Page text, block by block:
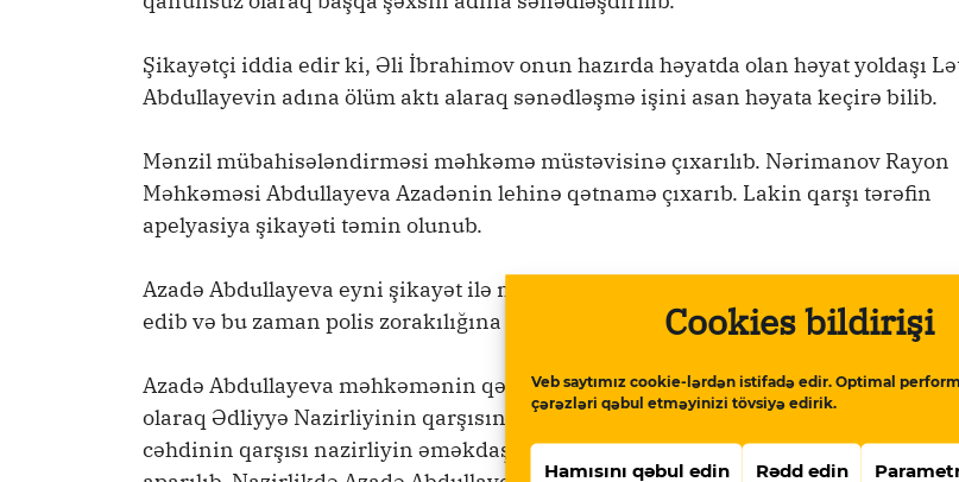
Cookies bildirişi
Veb saytımız cookie-lərdən istifadə edir. Optimal
çərəzləri qəbul etməyinizi tövsiyə edirik.
Hamısını qəbul edin Rədd edin
Şikayətçi iddia edir ki, Əli İbrahimov onun hazırda həyatda olan həyat yoldaşı
Abdullayevin adına ölüm aktı alaraq sənədləşmə işini asan həyata keçirə bilib.
Mənzil mübahisələndirməsi məhkəmə müstəvisinə çıxarılıb. Nərimanov Rayon
Məhkəməsi Abdullayeva Azadənin lehinə qətnamə çıxarıb. Lakin qarşı tərəfin
apelyasiya şikayəti təmin olunub.
Azadə Abdullayeva eyni şikayət ilə mayın 7-də Bakıda baş tutan aksiyada iştirak
edib və bu zaman polis zorakılığına məruz qalıdığını deyir.
Azadə Abdullayeva məhkəmənin qərarına və evdə çıxarılması təhlükəsinə etiraz
olaraq Ədliyyə Nazirliyinin qarşısında özünü yandırmağa cəhd edib. Onun bu
cəhdinin qarşısı nazirliyin əməkdaşları tərəfindən alınıb və o qəbul otağına